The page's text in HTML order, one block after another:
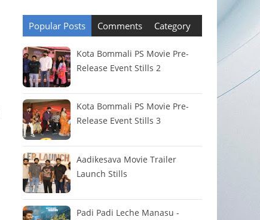
Popular Posts Comments Category
Kota Bommali PS Movie Pre-
Release Event Stills 2
Kota Bommali PS Movie Pre-
Release Event Stills 3
Aadikesava Movie Trailer
Launch Stills
Padi Padi Leche Manasu -